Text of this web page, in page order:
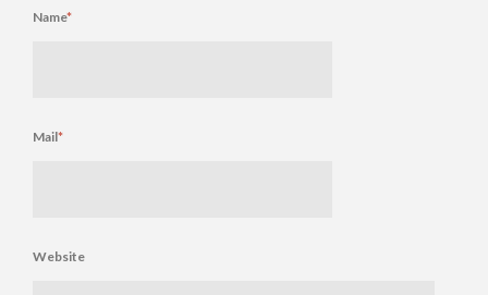
Name*
Mail*
Website